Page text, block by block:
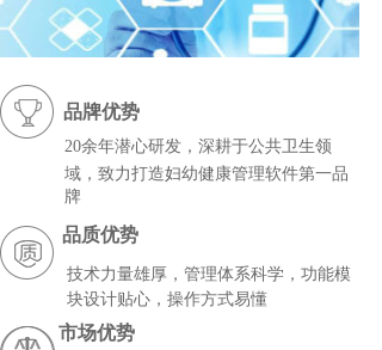
市场优势
20余年潜心研发，深耕于公共卫生领
域，致力打造妇幼健康管理软件第一品
牌
十年来一贯秉承“精诚所至，金石为开”的服务精
神，坚持“做软件就是做服务”的职业理念，始终
在首位，获得了用户的一致认可与高度评价。
成都金石软件有限公司愿籍二十多年从事医
疗卫生行业信息化的深厚底蕴及雄厚的妇幼保健
行业与软件技术实力向各级卫生部门以及业务单
位提供先进实用的软件和优秀的金牌服务，为推
动妇幼与疾控信息化、现代化、公共卫生服务区
域化、精准化作出贡献！
期待与您真诚携手、相互合作、共同发展！
品牌优势
品质优势
技术力量雄厚，管理体系科学，功能模
块设计贴心，操作方式易懂